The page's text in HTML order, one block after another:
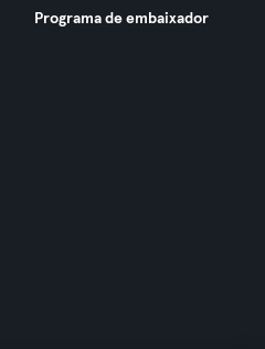
Programa de embaixador